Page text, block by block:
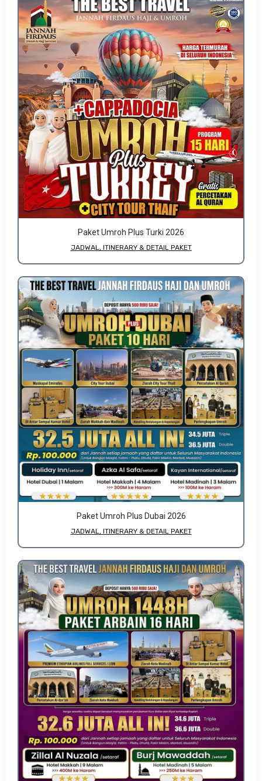
Paket Umroh Plus Turki 2026
JADWAL, ITINERARY & DETAIL PAKET
Paket Umroh Plus Dubai 2026
JADWAL, ITINERARY & DETAIL PAKET